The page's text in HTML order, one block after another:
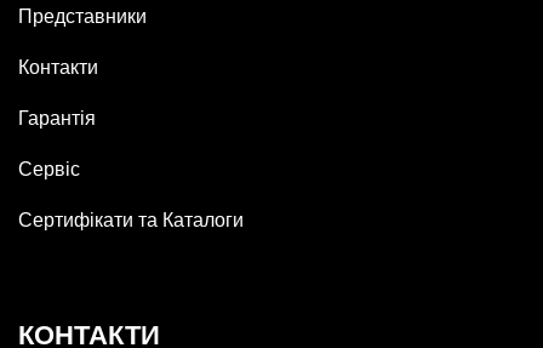
Представники
Контакти
Гарантія
Сервіс
Сертифікати та Каталоги
КОНТАКТИ